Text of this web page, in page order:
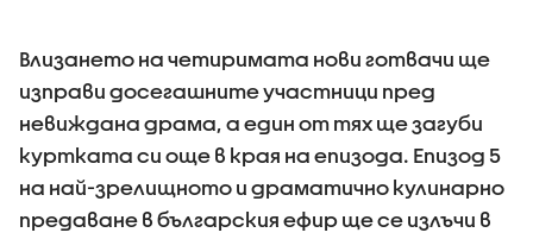
Влизането на четиримата нови готвачи ще
изправи досегашните участници пред
невиждана драма, а един от тях ще загуби
куртката си още в края на епизода. Епизод 5
на най-зрелищното и драматично кулинарно
предаване в българския ефир ще се излъчи в